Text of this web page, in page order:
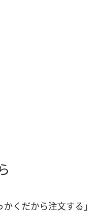
かくだから注文する」